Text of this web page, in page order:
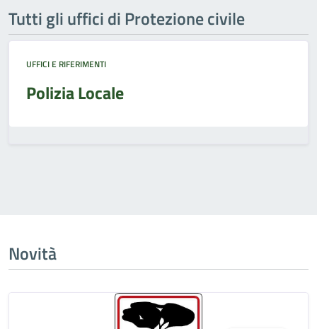
Tutti gli uffici di Protezione civile
UFFICI E RIFERIMENTI
Polizia Locale
Novità